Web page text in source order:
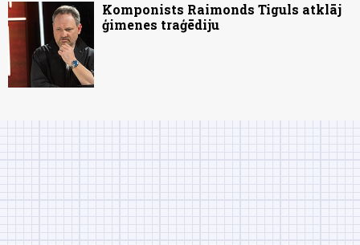
Komponists Raimonds Tiguls atklāj
ģimenes traģēdiju